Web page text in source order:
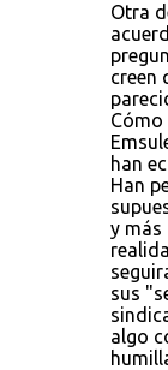
Otra
creen
Cómo
han
Han
y más
sus
algo